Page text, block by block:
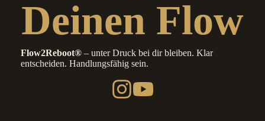
Deinen Flow
Flow2Reboot® – unter Druck bei dir bleiben. Klar
entscheiden. Handlungsfähig sein.